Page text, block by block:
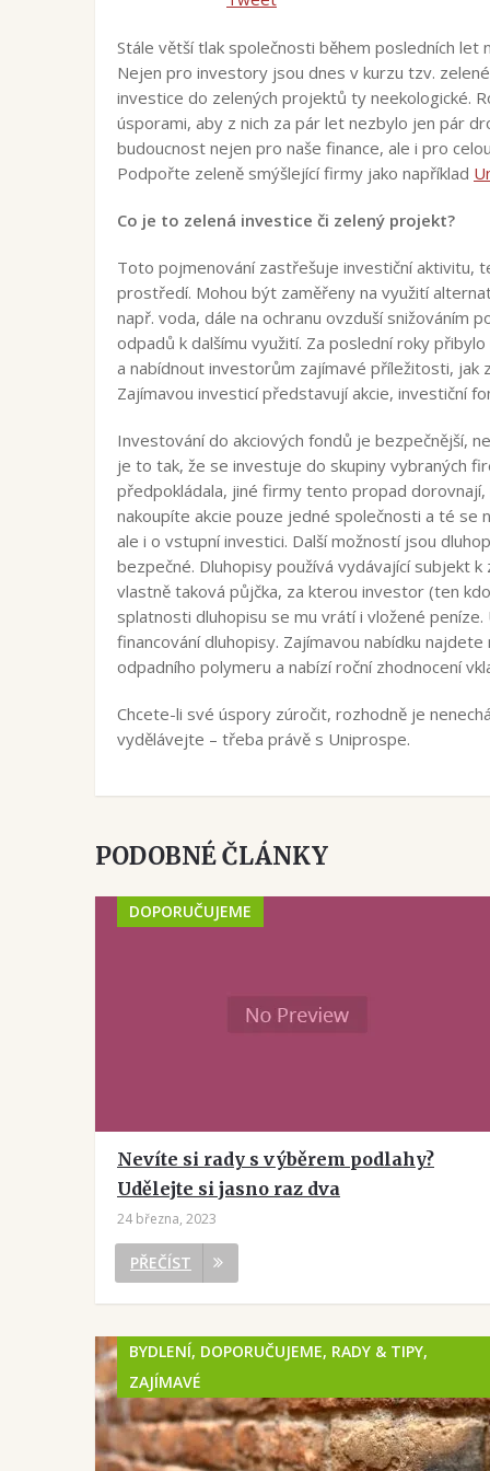
Stále větší tlak společnosti během posledních let
Nejen pro investory jsou dnes v kurzu tzv.
investice do zelených projektů ty neekologické.
úsporami, aby z nich za pár let nezbylo jen pár
budoucnost nejen pro naše finance, ale i pro
Podpořte zeleně smýšlející firmy jako například
Co je to zelená investice či zelený projekt?
Toto pojmenování zastřešuje investiční aktivitu,
prostředí. Mohou být zaměřeny na využití
např. voda, dále na ochranu ovzduší snižováním
odpadů k dalšímu využití. Za poslední roky
a nabídnout investorům zajímavé příležitosti, jak
Zajímavou investicí představují akcie, investiční
Investování do akciových fondů je bezpečnější,
je to tak, že se investuje do skupiny vybraných
předpokládala, jiné firmy tento propad
nakoupíte akcie pouze jedné společnosti a té
ale i o vstupní investici. Další možností jsou
bezpečné. Dluhopisy používá vydávající subjekt
vlastně taková půjčka, za kterou investor (ten
splatnosti dluhopisu se mu vrátí i vložené
financování dluhopisy. Zajímavou nabídku najdete
odpadního polymeru a nabízí roční zhodnocení
Chcete-li své úspory zúročit, rozhodně je
vydělávejte – třeba právě s Uniprospe.
PODOBNÉ ČLÁNKY
DOPORUČUJEME
Nevíte si rady s výběrem podlahy?
Udělejte si jasno raz dva
24 března, 2023
PŘEČÍST
BYDLENÍ, DOPORUČUJEME, RADY & TIPY,
ZAJÍMAVÉ